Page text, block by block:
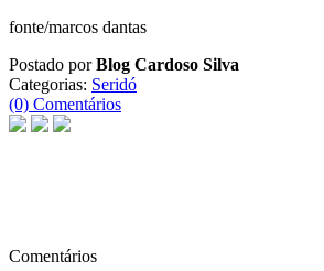
fonte/marcos dantas
Postado porBlog Cardoso Silva
Categorias: Seridó
(0) Comentários
Comentários